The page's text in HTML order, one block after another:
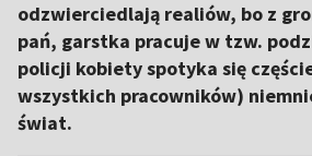
odzwierciedlają realiów, bo z
pań, garstka pracuje w tzw.
policji kobiety spotyka się
wszystkich pracowników)
świat.